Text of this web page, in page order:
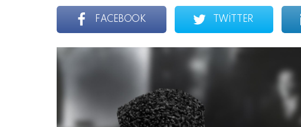
FACEBOOK TWITTER